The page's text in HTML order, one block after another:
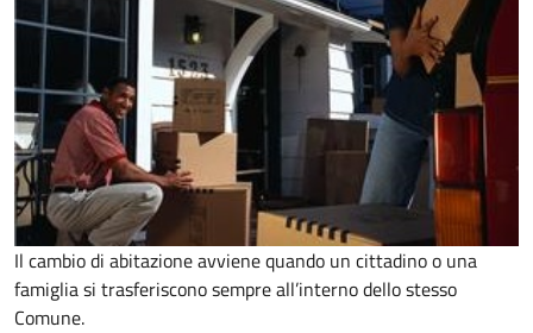
Il cambio di abitazione avviene quando un cittadino o una
famiglia si trasferiscono sempre all’interno dello stesso
Comune.